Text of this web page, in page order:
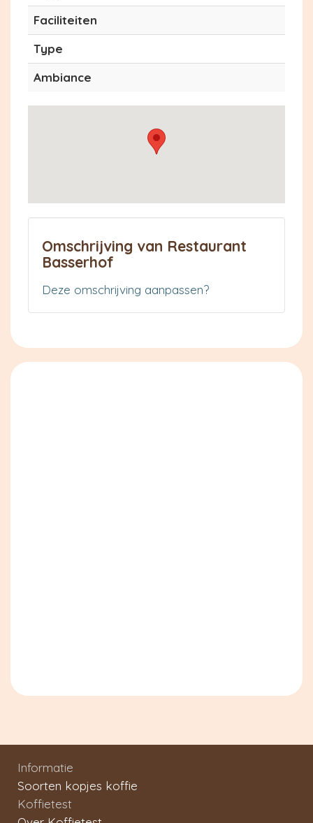
Faciliteiten
Type
Ambiance
Omschrijving van Restaurant
Basserhof
Deze omschrijving aanpassen?
Informatie
Soorten kopjes koffie
Koffietest